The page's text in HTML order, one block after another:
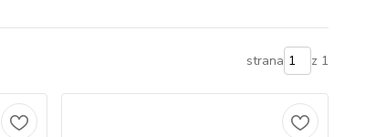
strana z 1